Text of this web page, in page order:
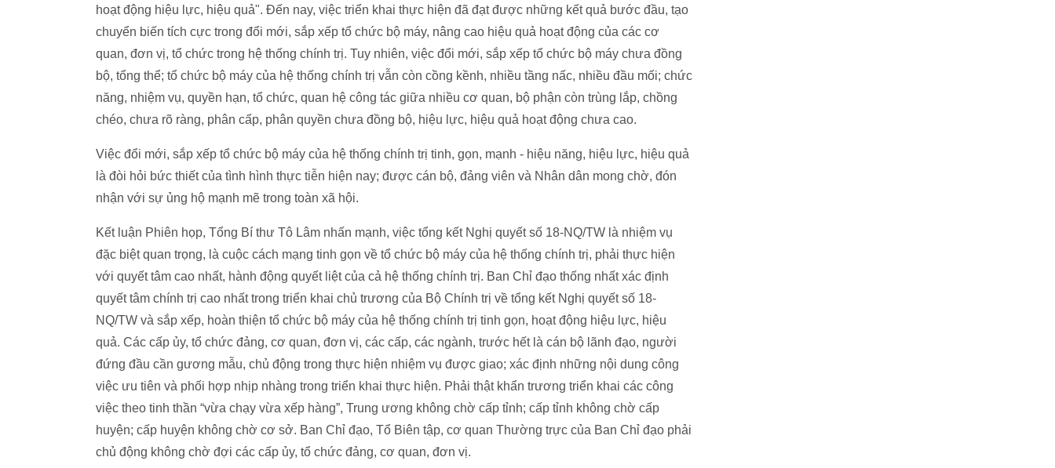
hoạt động hiệu lực, hiệu quả". Đến nay, việc triển khai thực hiện đã đạt được những kết quả bước đầu, tạo
chuyển biến tích cực trong đổi mới, sắp xếp tổ chức bộ máy, nâng cao hiệu quả hoạt động của các cơ
quan, đơn vị, tổ chức trong hệ thống chính trị. Tuy nhiên, việc đổi mới, sắp xếp tổ chức bộ máy chưa đồng
bộ, tổng thể; tổ chức bộ máy của hệ thống chính trị vẫn còn cồng kềnh, nhiều tầng nấc, nhiều đầu mối; chức
năng, nhiệm vụ, quyền hạn, tổ chức, quan hệ công tác giữa nhiều cơ quan, bộ phận còn trùng lắp, chồng
chéo, chưa rõ ràng, phân cấp, phân quyền chưa đồng bộ, hiệu lực, hiệu quả hoạt động chưa cao.
Việc đổi mới, sắp xếp tổ chức bộ máy của hệ thống chính trị tinh, gọn, mạnh - hiệu năng, hiệu lực, hiệu quả
là đòi hỏi bức thiết của tình hình thực tiễn hiện nay; được cán bộ, đảng viên và Nhân dân mong chờ, đón
nhận với sự ủng hộ mạnh mẽ trong toàn xã hội.
Kết luận Phiên họp, Tổng Bí thư Tô Lâm nhấn mạnh, việc tổng kết Nghị quyết số 18-NQ/TW là nhiệm vụ
đặc biệt quan trọng, là cuộc cách mạng tinh gọn về tổ chức bộ máy của hệ thống chính trị, phải thực hiện
với quyết tâm cao nhất, hành động quyết liệt của cả hệ thống chính trị. Ban Chỉ đạo thống nhất xác định
quyết tâm chính trị cao nhất trong triển khai chủ trương của Bộ Chính trị về tổng kết Nghị quyết số 18-
NQ/TW và sắp xếp, hoàn thiện tổ chức bộ máy của hệ thống chính trị tinh gọn, hoạt động hiệu lực, hiệu
quả. Các cấp ủy, tổ chức đảng, cơ quan, đơn vị, các cấp, các ngành, trước hết là cán bộ lãnh đạo, người
đứng đầu cần gương mẫu, chủ động trong thực hiện nhiệm vụ được giao; xác định những nội dung công
việc ưu tiên và phối hợp nhịp nhàng trong triển khai thực hiện. Phải thật khẩn trương triển khai các công
việc theo tinh thần “vừa chạy vừa xếp hàng”, Trung ương không chờ cấp tỉnh; cấp tỉnh không chờ cấp
huyện; cấp huyện không chờ cơ sở. Ban Chỉ đạo, Tổ Biên tập, cơ quan Thường trực của Ban Chỉ đạo phải
chủ động không chờ đợi các cấp ủy, tổ chức đảng, cơ quan, đơn vị.